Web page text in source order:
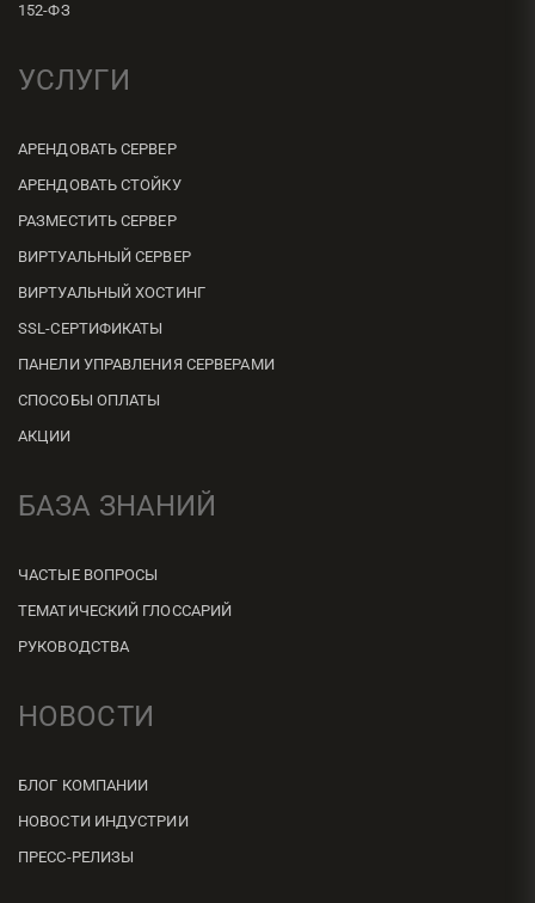
152-ФЗ
УСЛУГИ
АРЕНДОВАТЬ СЕРВЕР
АРЕНДОВАТЬ СТОЙКУ
РАЗМЕСТИТЬ СЕРВЕР
ВИРТУАЛЬНЫЙ СЕРВЕР
ВИРТУАЛЬНЫЙ ХОСТИНГ
SSL-СЕРТИФИКАТЫ
ПАНЕЛИ УПРАВЛЕНИЯ СЕРВЕРАМИ
СПОСОБЫ ОПЛАТЫ
АКЦИИ
БАЗА ЗНАНИЙ
ЧАСТЫЕ ВОПРОСЫ
ТЕМАТИЧЕСКИЙ ГЛОССАРИЙ
РУКОВОДСТВА
НОВОСТИ
БЛОГ КОМПАНИИ
НОВОСТИ ИНДУСТРИИ
ПРЕСС-РЕЛИЗЫ